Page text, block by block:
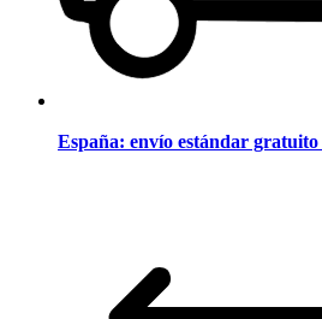
España: envío estándar gratuito